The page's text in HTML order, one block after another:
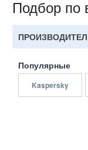
Подбор по
Популярные
Kaspersky